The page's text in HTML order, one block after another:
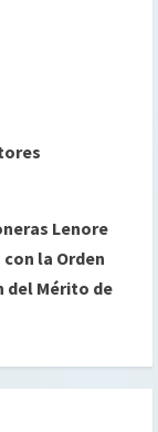
Lenore
la Orden
del Mérito de